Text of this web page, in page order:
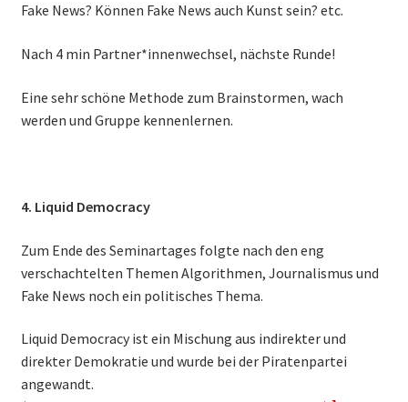
Fake News? Können Fake News auch Kunst sein? etc.
Nach 4 min Partner*innenwechsel, nächste Runde!
Eine sehr schöne Methode zum Brainstormen, wach
werden und Gruppe kennenlernen.
4. Liquid Democracy
Zum Ende des Seminartages folgte nach den eng
verschachtelten Themen Algorithmen, Journalismus und
Fake News noch ein politisches Thema.
Liquid Democracy ist ein Mischung aus indirekter und
direkter Demokratie und wurde bei der Piratenpartei
angewandt.